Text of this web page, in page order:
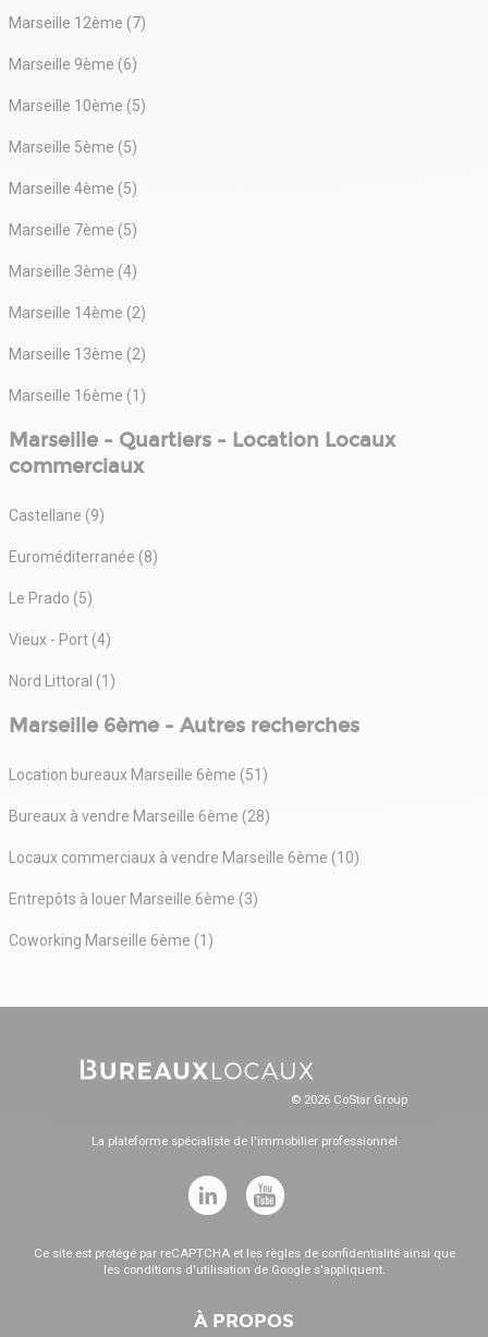
Marseille 12ème (7)
Marseille 9ème (6)
Marseille 10ème (5)
Marseille 5ème (5)
Marseille 4ème (5)
Marseille 7ème (5)
Marseille 3ème (4)
Marseille 14ème (2)
Marseille 13ème (2)
Marseille 16ème (1)
Marseille - Quartiers - Location Locaux
commerciaux
Castellane (9)
Euroméditerranée (8)
Le Prado (5)
Vieux - Port (4)
Nord Littoral (1)
Marseille 6ème - Autres recherches
Location bureaux Marseille 6ème (51)
Bureaux à vendre Marseille 6ème (28)
Locaux commerciaux à vendre Marseille 6ème (10)
Entrepôts à louer Marseille 6ème (3)
Coworking Marseille 6ème (1)
© 2026 CoStar Group
La plateforme spécialiste de l'immobilier professionnel
Ce site est protégé par reCAPTCHA et les règles de confidentialitéainsi que
les conditions d'utilisation de Google s'appliquent.
À PROPOS